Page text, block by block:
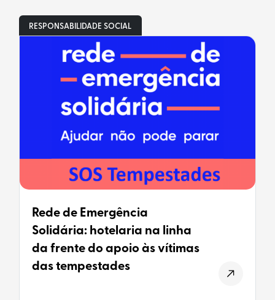
RESPONSABILIDADE SOCIAL
Rede de Emergência
Solidária: hotelaria na linha
da frente do apoio às vítimas
das tempestades